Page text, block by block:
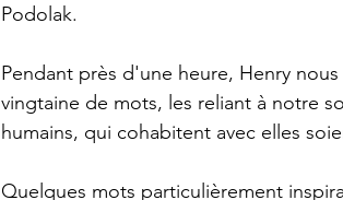
Podolak.
Pendant près d'une heure, Henry
vingtaine de mots, les reliant à notre
humains, qui cohabitent avec elles
Quelques mots particulièrement